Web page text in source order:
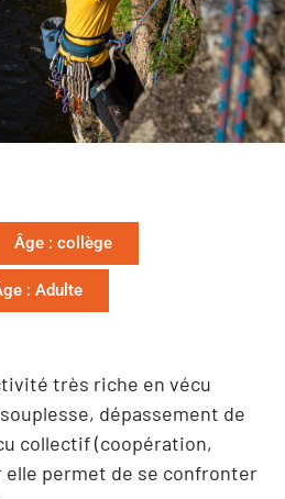
Âge : collège
: Adulte
très riche en vécu
dépassement de
collectif (coopération,
permet de se confronter